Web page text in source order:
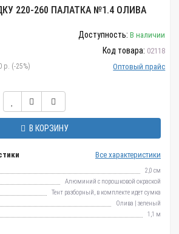
220-260 ПАЛАТКА №1.4 ОЛИВА
р. (-25%)
Доступность: В наличии
Код товара: 02118
Оптовый прайс
В КОРЗИНУ
Все характеристики
2,0 см
Алюминий с порошковой окраской
Тент разборный, в комплекте идет сумка
Олива | зеленый
1,1 м